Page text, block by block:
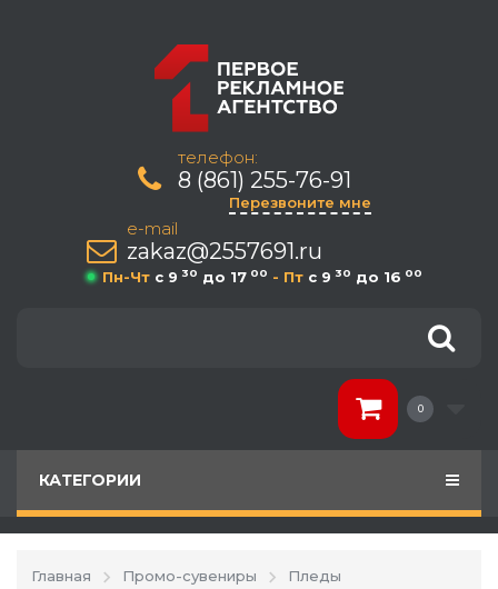
телефон:
8 (861) 255-76-91
Перезвоните мне
e-mail
zakaz@2557691.ru
Пн-Чт c 9 30 до 17 00 - Пт c 9 30 до 16 00
0
КАТЕГОРИИ
Главная Промо-сувениры
Пледы